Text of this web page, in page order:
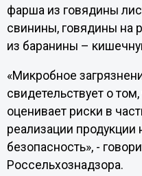
фарша из говядины
свинины, говядины на
из баранины –
«Микробное
свидетельствует о
оценивает риски в
реализации продукции
безопасность», -
Россельхознадзора.